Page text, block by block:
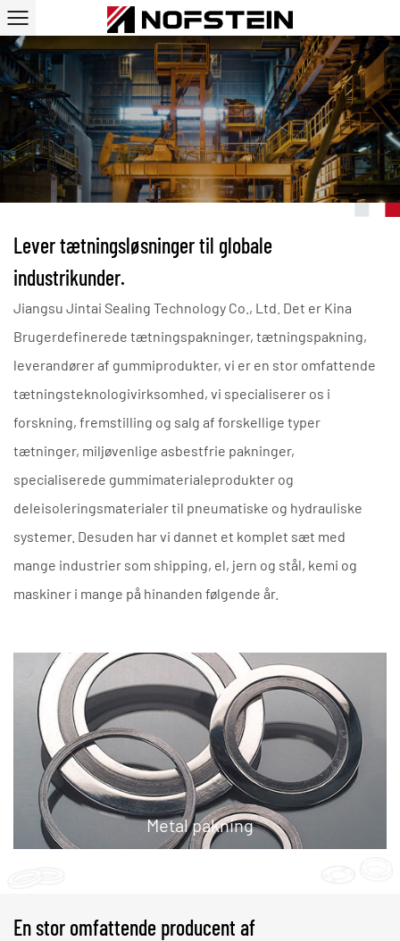
Stålsmeltepakninger
Lever tætningsløsninger til globale
industrikunder.
Jiangsu Jintai Sealing Technology Co., Ltd. Det er Kina
Brugerdefinerede tætningspakninger, tætningspakning,
leverandører af gummiprodukter, vi er en stor omfattende
tætningsteknologivirksomhed, vi specialiserer os i
forskning, fremstilling og salg af forskellige typer
tætninger, miljøvenlige asbestfrie pakninger,
specialiserede gummimaterialeprodukter og
deleisoleringsmaterialer til pneumatiske og hydrauliske
systemer. Desuden har vi dannet et komplet sæt med
mange industrier som shipping, el, jern og stål, kemi og
maskiner i mange på hinanden følgende år.
Metal pakning
En stor omfattende producent af